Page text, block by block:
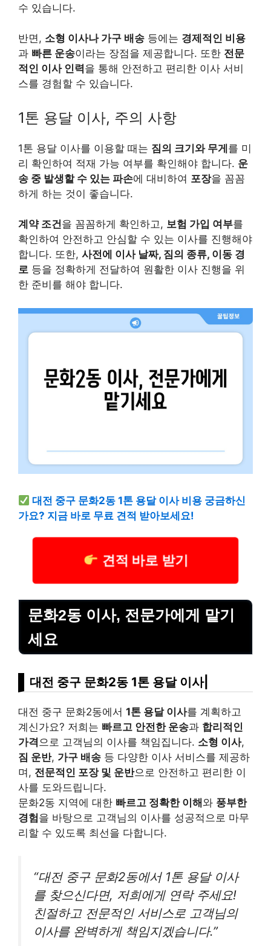
수 있습니다.
반면, 소형 이사나 가구 배송 등에는 경제적인 비용
과 빠른 운송이라는 장점을 제공합니다. 또한 전문
적인 이사 인력을 통해 안전하고 편리한 이사 서비
스를 경험할 수 있습니다.
1톤 용달 이사, 주의 사항
1톤 용달 이사를 이용할 때는 짐의 크기와 무게를 미
리 확인하여 적재 가능 여부를 확인해야 합니다. 운
송 중 발생할 수 있는 파손에 대비하여 포장을 꼼꼼
하게 하는 것이 좋습니다.
계약 조건을 꼼꼼하게 확인하고, 보험 가입 여부를
확인하여 안전하고 안심할 수 있는 이사를 진행해야
합니다. 또한, 사전에 이사 날짜, 짐의 종류, 이동 경
로 등을 정확하게 전달하여 원활한 이사 진행을 위
한 준비를 해야 합니다.
대전 중구 문화2동 1톤 용달 이사 비용 궁금하신
가요? 지금 바로 무료 견적 받아보세요!
견적 바로 받기
문화2동 이사, 전문가에게 맡기
세요
대전 중구 문화2동 1톤 용달 이사|
대전 중구 문화2동에서 1톤 용달 이사를 계획하고
계신가요? 저희는 빠르고 안전한 운송과 합리적인
가격 으로 고객님의 이사를 책임집니다. 소형 이사,
짐 운반, 가구 배송 등 다양한 이사 서비스를 제공하
며, 전문적인 포장 및 운반으로 안전하고 편리한 이
사를 도와드립니다.
문화2동 지역에 대한 빠르고 정확한 이해와 풍부한
경험을 바탕으로 고객님의 이사를 성공적으로 마무
리할 수 있도록 최선을 다합니다.
“대전 중구 문화2동에서 1톤 용달 이사
를 찾으신다면, 저희에게 연락 주세요!
친절하고 전문적인 서비스로 고객님의
이사를 완벽하게 책임지겠습니다.”